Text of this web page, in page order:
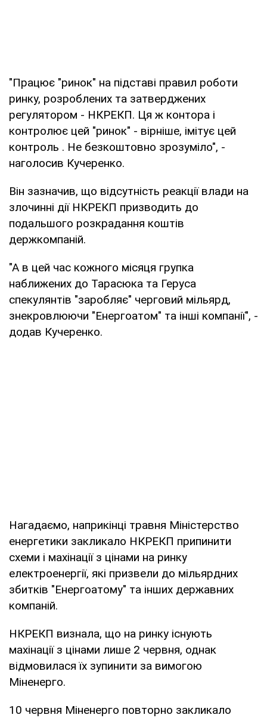
"Працює "ринок" на підставі правил роботи
ринку, розроблених та затверджених
регулятором - НКРЕКП. Ця ж контора і
контролює цей "ринок" - вірніше, імітує цей
контроль . Не безкоштовно зрозуміло", -
наголосив Кучеренко.
Він зазначив, що відсутність реакції влади на
злочинні дії НКРЕКП призводить до
подальшого розкрадання коштів
держкомпаній.
"А в цей час кожного місяця групка
наближених до Тарасюка та Геруса
спекулянтів "заробляє" черговий мільярд,
знекровлюючи "Енергоатом" та інші компанії", -
додав Кучеренко.
Нагадаємо, наприкінці травня Міністерство
енергетики закликало НКРЕКП припинити
схеми і махінації з цінами на ринку
електроенергії, які призвели до мільярдних
збитків "Енергоатому" та інших державних
компаній.
НКРЕКП визнала, що на ринку існують
махінації з цінами лише 2 червня, однак
відмовилася їх зупинити за вимогою
Міненерго.
10 червня Міненерго повторно закликало